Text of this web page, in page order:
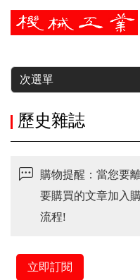
暫停
次選單
歷史雜誌
購物提醒：當您要
要購買的文章加入
流程!
立即訂閱